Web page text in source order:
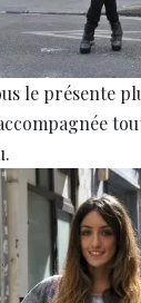
le présente